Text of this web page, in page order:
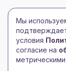
ToggleToggle
Главная/Сумки
Чемодан
Мы
условия
согласие на